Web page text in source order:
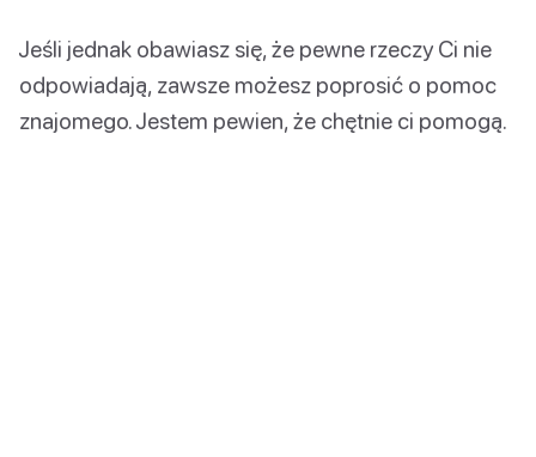
Jeśli jednak obawiasz się, że pewne rzeczy Ci nie
odpowiadają, zawsze możesz poprosić o pomoc
znajomego. Jestem pewien, że chętnie ci pomogą.